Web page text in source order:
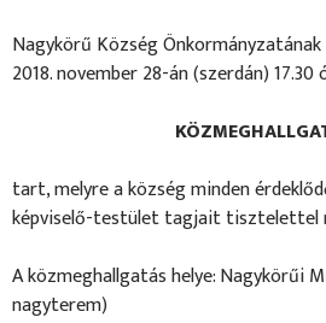
Nagykörű Község
2018. november 28-án (szerdán) 17.30
tart, melyre a község minden
képviselő-testület tagjait tisztelettel
A közmeghallgatás helye: Nagykörűi
nagyterem)